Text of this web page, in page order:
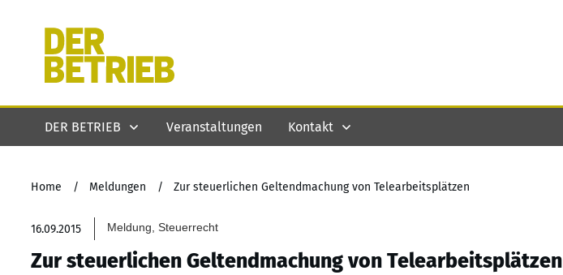
DER BETRIEB Veranstaltungen Kontakt
Home / Meldungen / Zur steuerlichen Geltendmachung von Telearbeitsplätzen
16.09.2015 Meldung, Steuerrecht
Zur steuerlichen Geltendmachung von Telearbeitsplätzen